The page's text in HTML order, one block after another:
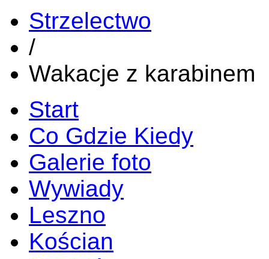
Strzelectwo
/
Wakacje z karabinem
Start
Co Gdzie Kiedy
Galerie foto
Wywiady
Leszno
Kościan